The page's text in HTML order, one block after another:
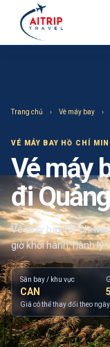
Trang chủ › Vé máy bay ›
VÉ MÁY BAY HỒ CHÍ
Vé máy
đi
Vé máy bay Hồ Chí
giờ khởi hành, hành lý
Sân bay / khu vực
CAN
Giá có thể thay đổi theo